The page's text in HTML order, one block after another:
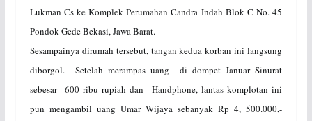
Lukman Cs ke Komplek Perumahan Candra Indah Blok C No. 45
Pondok Gede Bekasi, Jawa Barat.
Sesampainya dirumah tersebut, tangan kedua korban ini langsung
diborgol. Setelah merampas uang di dompet Januar Sinurat
sebesar 600 ribu rupiah dan Handphone, lantas komplotan ini
pun mengambil uang Umar Wijaya sebanyak Rp 4, 500.000,-